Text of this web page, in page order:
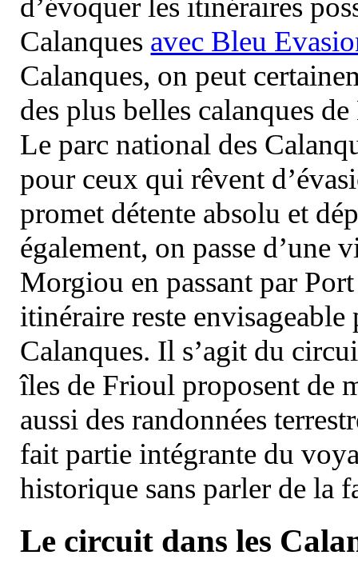
d’évoquer les itinéraires
Calanques avec Bleu
Calanques, on peut
des plus belles calanques
Le parc national des
pour ceux qui rêvent
promet détente absolu et
également, on passe d’une
Morgiou en passant par
itinéraire reste
Calanques. Il s’agit du
îles de Frioul proposent de
aussi des randonnées
fait partie intégrante du
historique sans parler de la
Le circuit dans les